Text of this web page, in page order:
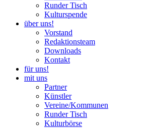
Runder Tisch
Kulturspende
über uns!
Vorstand
Redaktionsteam
Downloads
Kontakt
für uns!
mit uns
Partner
Künstler
Vereine/Kommunen
Runder Tisch
Kulturbörse